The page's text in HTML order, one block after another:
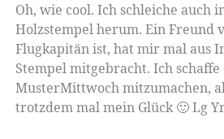
Oh, wie cool. Ich schleiche auch
Holzstempel herum. Ein Freund
Flugkapitän ist, hat mir mal aus
Stempel mitgebracht. Ich
MusterMittwoch mitzumachen,
trotzdem mal mein Glück 🙂 Lg